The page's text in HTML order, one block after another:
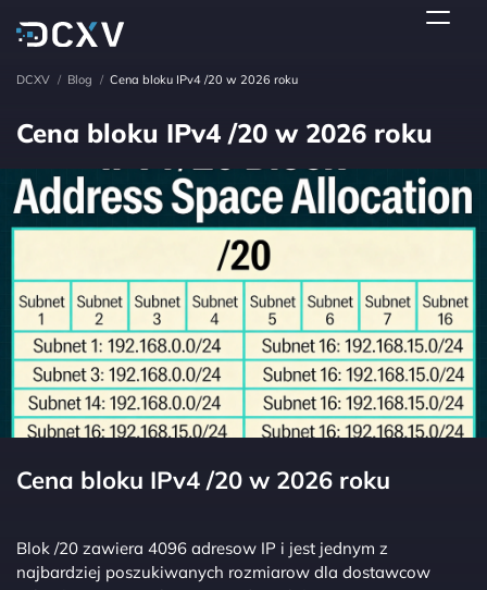
DCXV / Blog / Cena bloku IPv4 /20 w 2026 roku
Cena bloku IPv4 /20 w 2026 roku
Cena bloku IPv4 /20 w 2026 roku
Blok /20 zawiera 4096 adresow IP i jest jednym z
najbardziej poszukiwanych rozmiarow dla dostawcow